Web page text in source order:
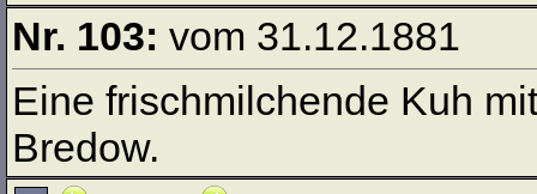
Nr. 103: vom 31.12.1881
Eine frischmilchende Kuh
Bredow.